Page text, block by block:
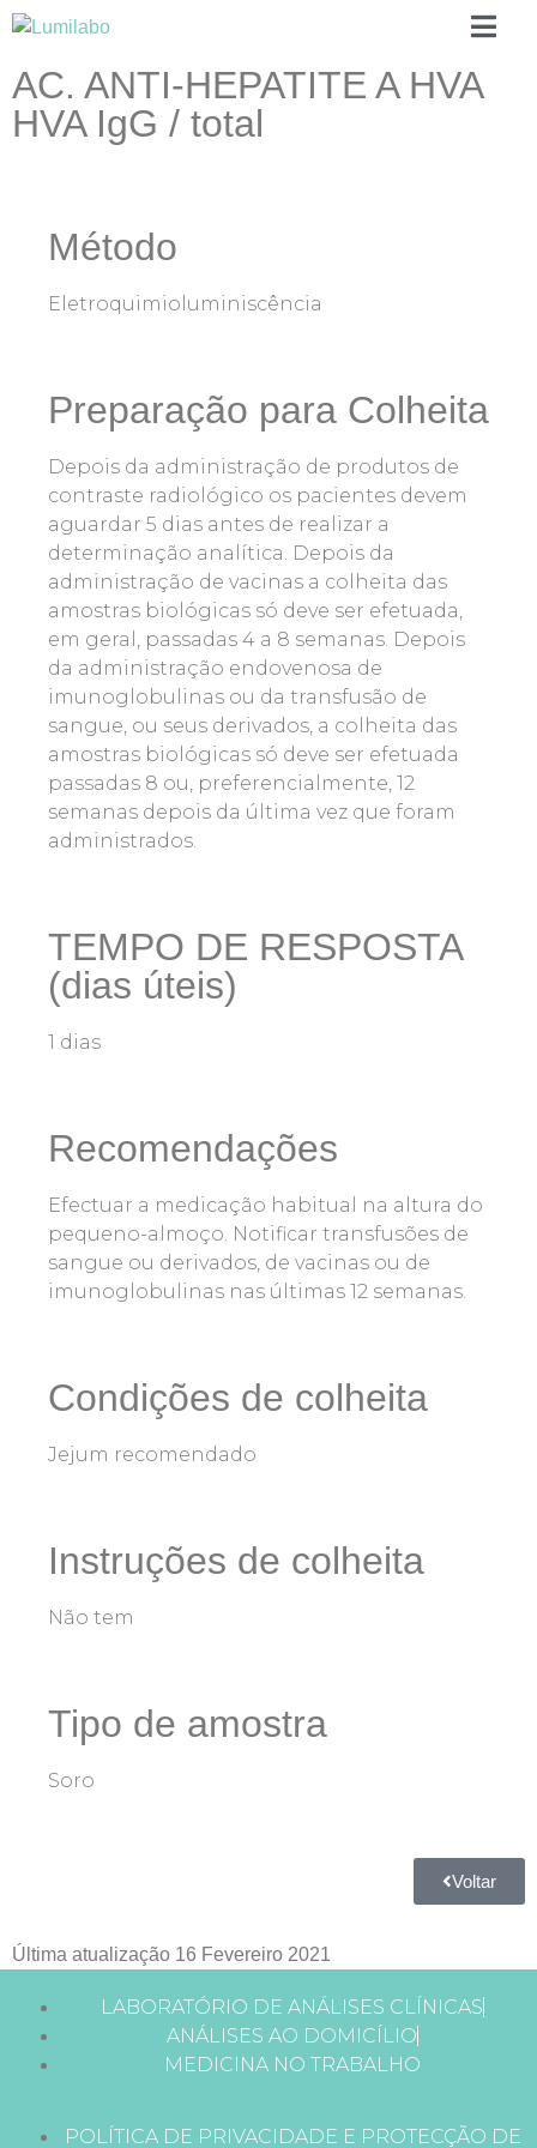
AC. ANTI-HEPATITE A HVA
HVA IgG / total
Método
Eletroquimioluminiscência
Preparação para Colheita
Depois da administração de produtos de
contraste radiológico os pacientes devem
aguardar 5 dias antes de realizar a
determinação analítica. Depois da
administração de vacinas a colheita das
amostras biológicas só deve ser efetuada,
em geral, passadas 4 a 8 semanas. Depois
da administração endovenosa de
imunoglobulinas ou da transfusão de
sangue, ou seus derivados, a colheita das
amostras biológicas só deve ser efetuada
passadas 8 ou, preferencialmente, 12
semanas depois da última vez que foram
administrados.
TEMPO DE RESPOSTA
(dias úteis)
1 dias
Recomendações
Efectuar a medicação habitual na altura do
pequeno-almoço. Notificar transfusões de
sangue ou derivados, de vacinas ou de
imunoglobulinas nas últimas 12 semanas.
Condições de colheita
Jejum recomendado
Instruções de colheita
Não tem
Tipo de amostra
Soro
Voltar
Última atualização 16 Fevereiro 2021
LABORATÓRIO DE ANÁLISES CLÍNICAS
ANÁLISES AO DOMICÍLIO
MEDICINA NO TRABALHO
POLÍTICA DE PRIVACIDADE E PROTECÇÃO DE